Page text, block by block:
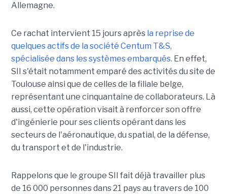
Allemagne.
Ce rachat intervient 15 jours après la reprise de
quelques actifs de la société Centum T&S,
spécialisée dans les systèmes embarqués. En effet,
SII s'était notamment emparé des activités du site de
Toulouse ainsi que de celles de la filiale belge,
représentant une cinquantaine de collaborateurs. Là
aussi, cette opération visait à renforcer son offre
d'ingénierie pour ses clients opérant dans les
secteurs de l'aéronautique, du spatial, de la défense,
du transport et de l'industrie.
Rappelons que le groupe SII fait déjà travailler plus
de 16 000 personnes dans 21 pays au travers de 100